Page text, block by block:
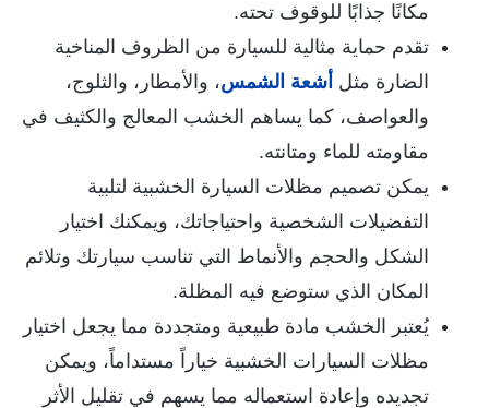
مكانًا جذابًا للوقوف تحته.
تقدم حماية مثالية للسيارة من الظروف المناخية
الضارة مثل أشعة الشمس، والأمطار، والثلوج،
والعواصف، كما يساهم الخشب المعالج والكثيف في
مقاومته للماء ومتانته.
يمكن تصميم مظلات السيارة الخشبية لتلبية
التفضيلات الشخصية واحتياجاتك، ويمكنك اختيار
الشكل والحجم والأنماط التي تناسب سيارتك وتلائم
المكان الذي ستوضع فيه المظلة.
يُعتبر الخشب مادة طبيعية ومتجددة مما يجعل اختيار
مظلات السيارات الخشبية خياراً مستداماً، ويمكن
تجديده وإعادة استعماله مما يسهم في تقليل الأثر